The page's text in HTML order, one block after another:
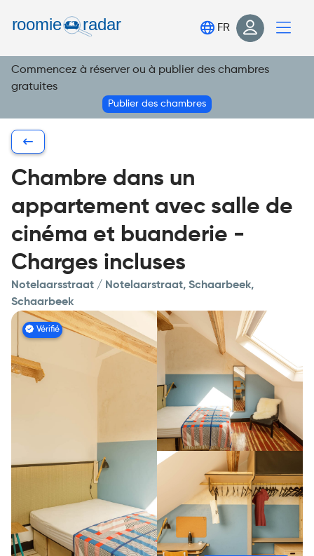
S'inscrire
FR
Commencez à réserver ou à publier des chambres
gratuites
Publier des chambres
Chambre dans un
appartement avec salle de
cinéma et buanderie -
Charges incluses
Notelaarsstraat / Notelaarstraat, Schaarbeek,
Schaarbeek
Vérifié